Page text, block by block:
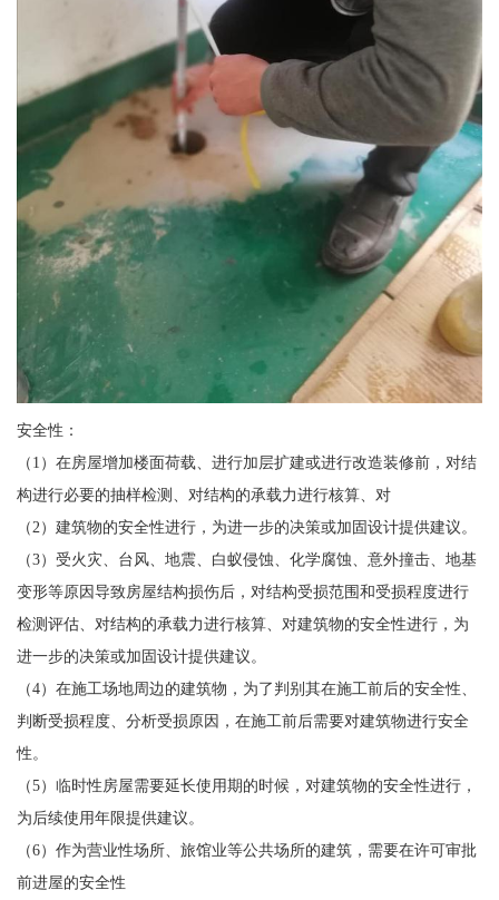
安全性：
（1）在房屋增加楼面荷载、进行加层扩建或进行改造装修前，对结
构进行必要的抽样检测、对结构的承载力进行核算、对
（2）建筑物的安全性进行，为进一步的决策或加固设计提供建议。
（3）受火灾、台风、地震、白蚁侵蚀、化学腐蚀、意外撞击、地基
变形等原因导致房屋结构损伤后，对结构受损范围和受损程度进行
检测评估、对结构的承载力进行核算、对建筑物的安全性进行，为
进一步的决策或加固设计提供建议。
（4）在施工场地周边的建筑物，为了判别其在施工前后的安全性、
判断受损程度、分析受损原因，在施工前后需要对建筑物进行安全
性。
（5）临时性房屋需要延长使用期的时候，对建筑物的安全性进行，
为后续使用年限提供建议。
（6）作为营业性场所、旅馆业等公共场所的建筑，需要在许可审批
前进屋的安全性